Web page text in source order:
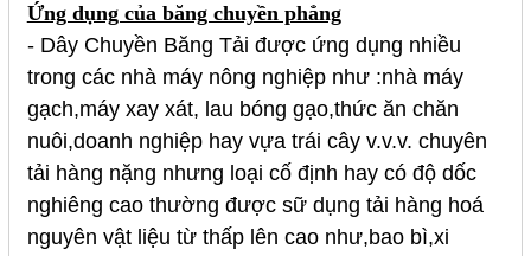
Ứng dụng của băng chuyền phẳng
- Dây Chuyền Băng Tải được ứng dụng nhiều
trong các nhà máy nông nghiệp như :nhà máy
gạch,máy xay xát, lau bóng gạo,thức ăn chăn
nuôi,doanh nghiệp hay vựa trái cây v.v.v. chuyên
tải hàng nặng nhưng loại cố định hay có độ dốc
nghiêng cao thường được sữ dụng tải hàng hoá
nguyên vật liệu từ thấp lên cao như,bao bì,xi